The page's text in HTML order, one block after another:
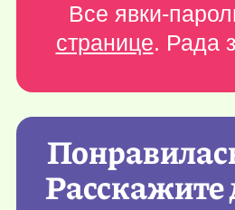
Все явки-
странице. Рада
Расскажите